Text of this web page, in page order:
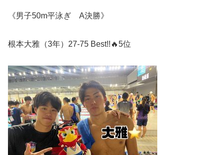
《男子50m平泳ぎ A決勝》
根本大雅（3年）27-75 Best!!🔥5位